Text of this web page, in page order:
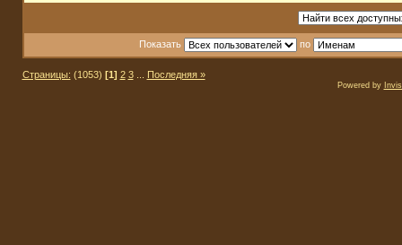
Показать по
Страницы: (1053) [1] 2 3... Последняя »
Powered by